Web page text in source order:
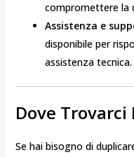
compromettere la
Assistenza e
disponibile per
assistenza tecnica.
Dove Trovarci
Se hai bisogno di